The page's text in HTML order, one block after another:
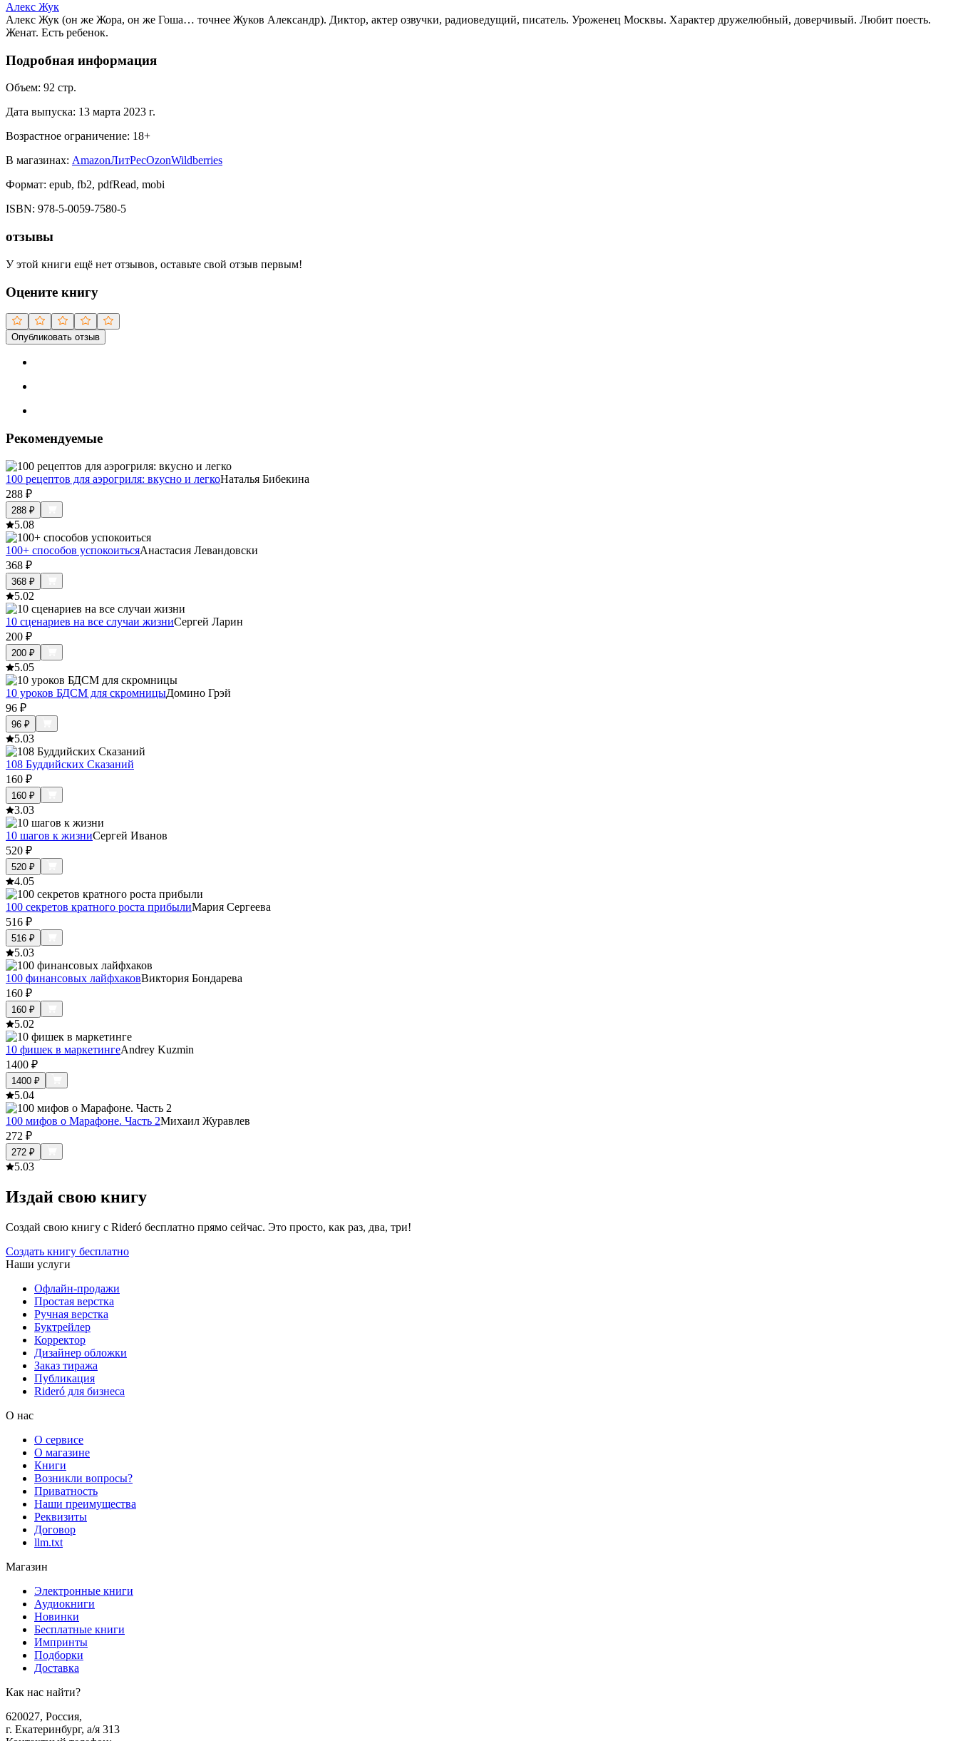
Алекс Жук
Алекс Жук (он же Жора, он же Гоша… точнее Жуков Александр). Диктор, актер озвучки, радиоведущий, писатель. Уроженец Москвы. Характер дружелюбный, доверчивый. Любит поесть.
Женат. Есть ребенок.
Подробная информация
Объем: 92 стр.
Дата выпуска: 13 марта 2023 г.
Возрастное ограничение: 18+
В магазинах: AmazonЛитРесOzonWildberries
Формат: epub, fb2, pdfRead, mobi
ISBN: 978-5-0059-7580-5
отзывы
У этой книги ещё нет отзывов, оставьте свой отзыв первым!
Оцените книгу
Опубликовать отзыв
Рекомендуемые
100 рецептов для аэрогриля: вкусно и легкоНаталья Бибекина
288 ₽
288 ₽
5.08
100+ способов успокоитьсяАнастасия Левандовски
368 ₽
368 ₽
5.02
10 сценариев на все случаи жизниСергей Ларин
200 ₽
200 ₽
5.05
10 уроков БДСМ для скромницыДомино Грэй
96 ₽
96 ₽
5.03
108 Буддийских Сказаний
160 ₽
160 ₽
3.03
10 шагов к жизниСергей Иванов
520 ₽
520 ₽
4.05
100 секретов кратного роста прибылиМария Сергеева
516 ₽
516 ₽
5.03
100 финансовых лайфхаковВиктория Бондарева
160 ₽
160 ₽
5.02
10 фишек в маркетингеAndrey Kuzmin
1400 ₽
1400 ₽
5.04
100 мифов о Марафоне. Часть 2Михаил Журавлев
272 ₽
272 ₽
5.03
Издай свою книгу
Создай свою книгу с Rideró бесплатно прямо сейчас. Это просто, как раз, два, три!
Создать книгу бесплатно
Наши услуги
Офлайн-продажи
Простая верстка
Ручная верстка
Буктрейлер
Корректор
Дизайнер обложки
Заказ тиража
Публикация
Rideró для бизнеса
О нас
О сервисе
О магазине
Книги
Возникли вопросы?
Приватность
Наши преимущества
Реквизиты
Договор
llm.txt
Магазин
Электронные книги
Аудиокниги
Новинки
Бесплатные книги
Импринты
Подборки
Доставка
Как нас найти?
620027, Россия,
г. Екатеринбург, а/я 313